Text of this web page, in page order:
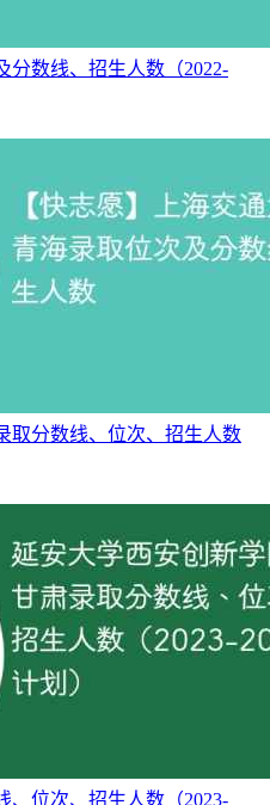
分数线、招生人数（2022-
取分数线、位次、招生人数
、位次、招生人数（2023-